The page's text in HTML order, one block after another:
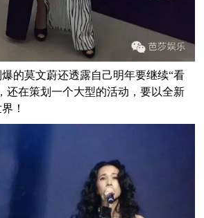
的莫文蔚还透露自己明年要继续“看
还在策划一个大型的活动，要以全新
！